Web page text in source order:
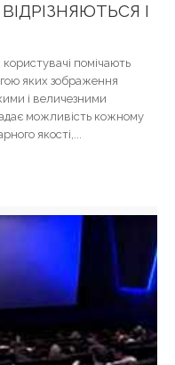
І
помічають
яких зображення
і величезними
можливість кожному
якості,...